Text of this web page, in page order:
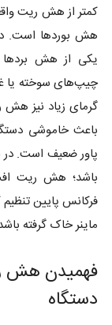
کمتر از هش ریت
یکی از هش
چیپ‌های سوخته یا
گرمای زیاد نیز
باعث خاموشی
پاور ضعیف است. در
باشد؛ هش ریت
فرکانس پایین
ماینر خاک گرفته
فهمیدن هش
دستگاه